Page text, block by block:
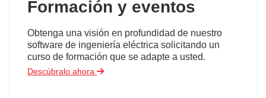
Formación y eventos
Obtenga una visión en profundidad de nuestro
software de ingeniería eléctrica solicitando un
curso de formación que se adapte a usted.
Descúbralo ahora